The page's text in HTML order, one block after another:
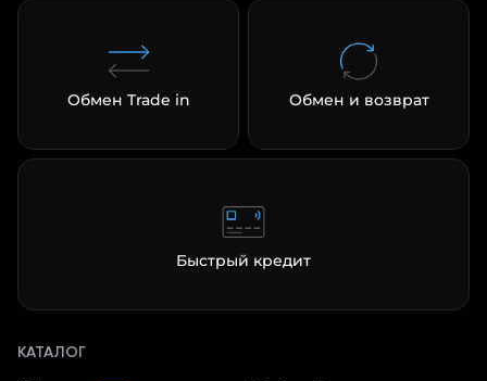
Обмен Trade in Обмен и возврат
Быстрый кредит
КАТАЛОГ